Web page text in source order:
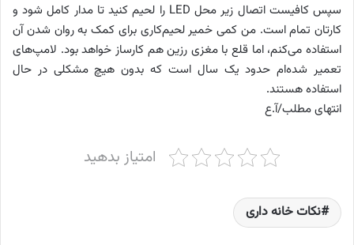
سپس کافیست اتصال زیر محل LED را لحیم کنید تا مدار کامل شود و
کارتان تمام است. من کمی خمیر لحیم‌کاری برای کمک به روان شدن آن
استفاده می‌کنم، اما قلع با مغزی رزین هم کارساز خواهد بود. لامپ‌های
تعمیر شده‌ام حدود یک سال است که بدون هیچ مشکلی در حال
استفاده هستند.
انتهای مطلب/آ.ع
امتیاز بدهید
نکات خانه داری